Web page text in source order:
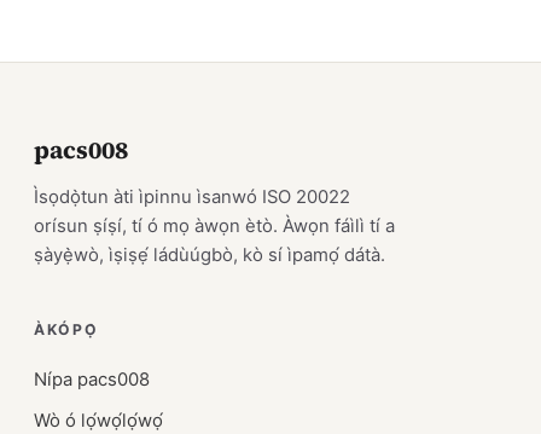
pacs008
Ìsọdọ̀tun àti ìpinnu ìsanwó ISO 20022
orísun ṣíṣí, tí ó mọ àwọn ètò. Àwọn fáìlì tí a
ṣàyẹ̀wò, ìṣiṣẹ́ ládùúgbò, kò sí ìpamọ́ dátà.
ÀKÓPỌ̀
Nípa pacs008
Wò ó lọ́wọ́lọ́wọ́